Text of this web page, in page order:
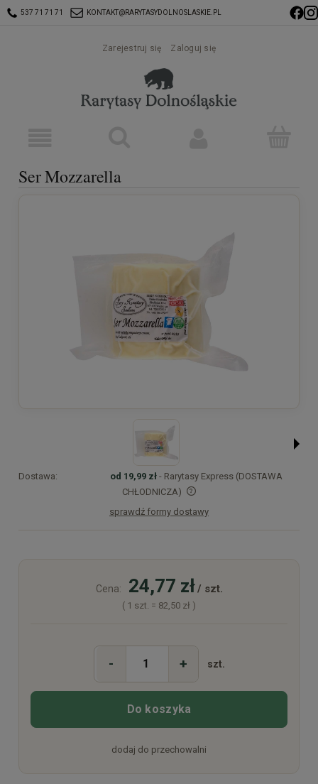
537 71 71 71 KONTAKT@RARYTASYDOLNOSLASKIE.PL
Zarejestruj się Zaloguj się
Ser Mozzarella
Dostawa: od 19,99 zł - Rarytasy Express (DOSTAWA
CHŁODNICZA)
Cena nie zawiera ewentualnych kosztów płatności
sprawdź formy dostawy
Cena: 24,77 zł/ szt.
( 1 szt. = 82,50 zł )
- + szt.
Do koszyka
dodaj do przechowalni